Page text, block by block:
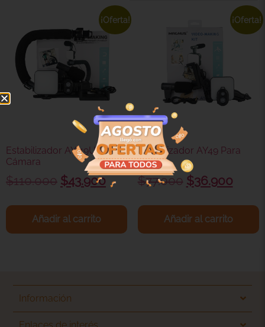
¡Oferta!
Estabilizador AY 49U Para
Cámara
$110.000 $43.900
Añadir al carrito
¡Oferta!
Estabilizador AY49 Para
Celular
$77.000 $36.900
Añadir al carrito
Información
Enlaces de interés